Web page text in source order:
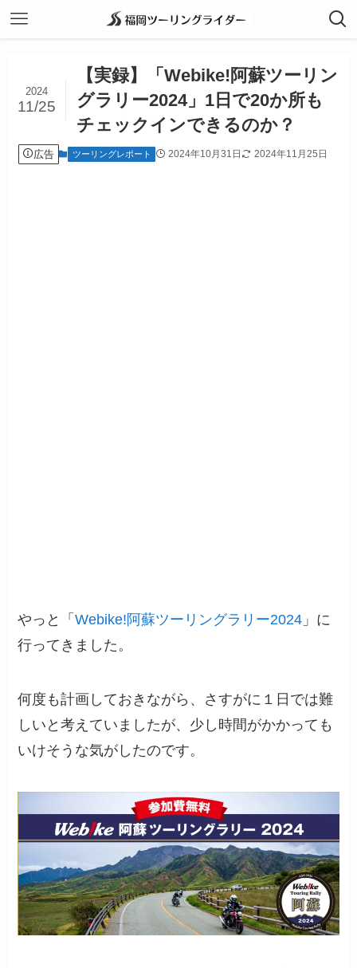
【実録】「Webike!阿蘇ツーリン
グラリー2024」1日で20か所も
チェックインできるのか？
2024
11/25
広告 ツーリングレポート 2024年10月31日 2024年11月25日
やっと「Webike!阿蘇ツーリングラリー2024 」に
行ってきました。
何度も計画しておきながら、さすがに１日では難
しいと考えていましたが、少し時間がかかっても
いけそうな気がしたのです。